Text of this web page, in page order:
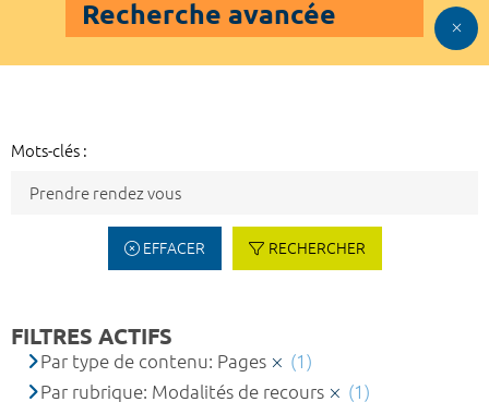
Recherche avancée
Mots-clés :
EFFACER RECHERCHER
FILTRES ACTIFS
Par type de contenu: Pages
(1)
Par rubrique: Modalités de recours
(1)